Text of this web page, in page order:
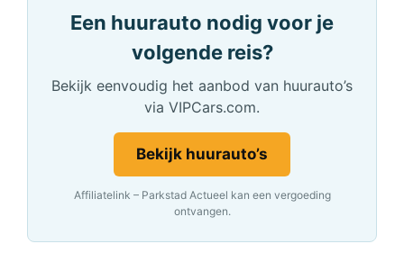
Een huurauto nodig voor je
volgende reis?
Bekijk eenvoudig het aanbod van huurauto’s
via VIPCars.com.
Bekijk huurauto’s
Affiliatelink – Parkstad Actueel kan een vergoeding
ontvangen.